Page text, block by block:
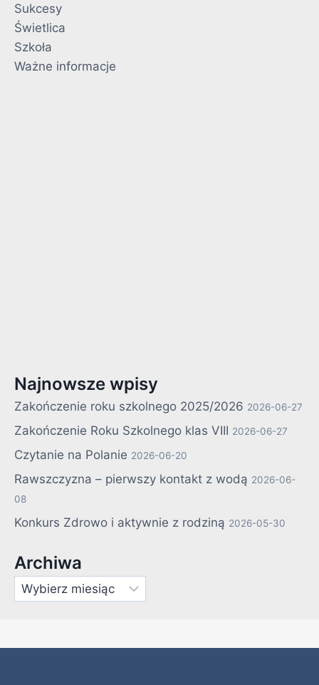
Sukcesy
Świetlica
Szkoła
Ważne informacje
Najnowsze wpisy
Zakończenie roku szkolnego 2025/2026 2026-06-27
Zakończenie Roku Szkolnego klas VIII 2026-06-27
Czytanie na Polanie 2026-06-20
Rawszczyzna – pierwszy kontakt z wodą 2026-06-
08
Konkurs Zdrowo i aktywnie z rodziną 2026-05-30
Archiwa